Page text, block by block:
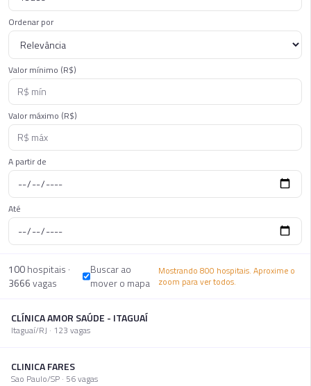
Ordenar por
Valor mínimo (R$)
Valor máximo (R$)
A partir de
Até
100hospitais ·
3666vagas
Buscar ao
mover o mapa
Mostrando 800 hospitais. Aproxime o
zoom para ver todos.
CLÍNICA AMOR SAÚDE - ITAGUAÍ
Itaguaí/RJ · 123 vagas
CLINICA FARES
Sao Paulo/SP · 56vagas